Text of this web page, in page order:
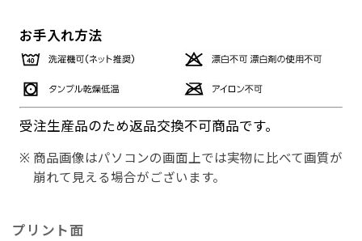
お手入れ方法
受注生産品のため返品交換不可商品です。
商品画像はパソコンの画面上では実物に比べて画質が
崩れて見える場合がございます。
プリント面